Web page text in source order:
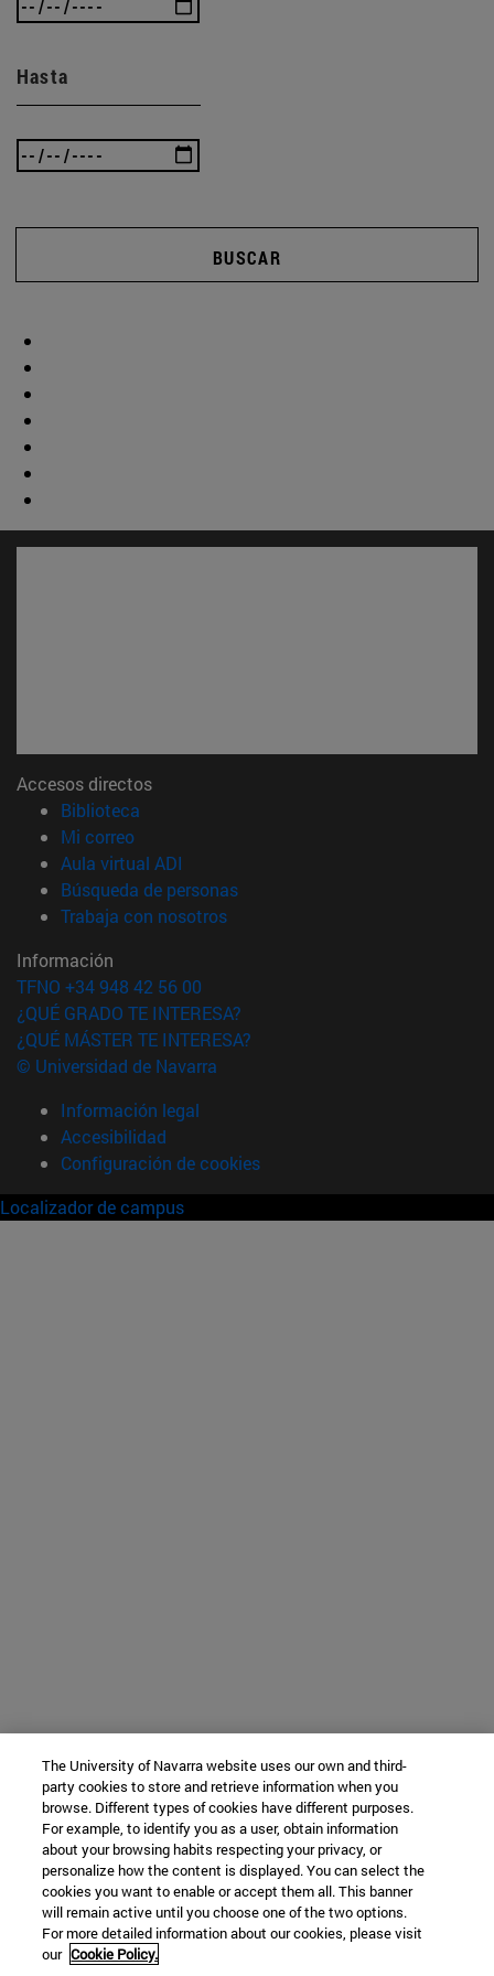
Hasta
BUSCAR
Accesos directos
Biblioteca
Mi correo(abre en nueva ventana)
Aula virtual ADI
Búsqueda de personas(abre en nueva ventana)
Trabaja con nosotros(abre en nueva ventana)
Información
TFNO +34 948 42 56 00
¿QUÉ GRADO TE INTERESA?
¿QUÉ MÁSTER TE INTERESA?
© Universidad de Navarra
Información legal
Accesibilidad
Configuración de cookies
Localizador de campus
The University of Navarra website uses our own and third-
party cookies to store and retrieve information when you
browse. Different types of cookies have different purposes.
For example, to identify you as a user, obtain information
about your browsing habits respecting your privacy, or
personalize how the content is displayed. You can select the
cookies you want to enable or accept them all. This banner
will remain active until you choose one of the two options.
For more detailed information about our cookies, please visit
our Cookie Policy.